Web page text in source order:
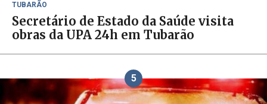
TUBARÃO
Secretário de Estado da Saúde visita
obras da UPA 24h em Tubarão
5